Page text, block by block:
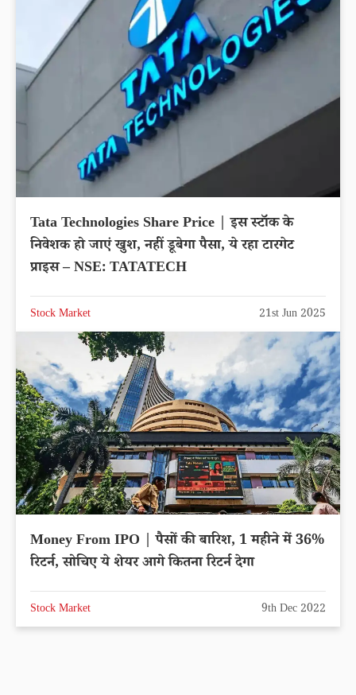
Tata Technologies Share Price | इस स्टॉक के
निवेशक हो जाएं खुश, नहीं डूबेगा पैसा, ये रहा टारगेट
प्राइस – NSE: TATATECH
Stock Market 21st Jun 2025
Money From IPO | पैसों की बारिश, 1 महीने में 36%
रिटर्न, सोचिए ये शेयर आगे कितना रिटर्न देगा
Stock Market 9th Dec 2022